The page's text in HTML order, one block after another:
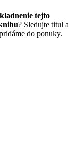
tejto
? Sledujte titul a
do ponuky.